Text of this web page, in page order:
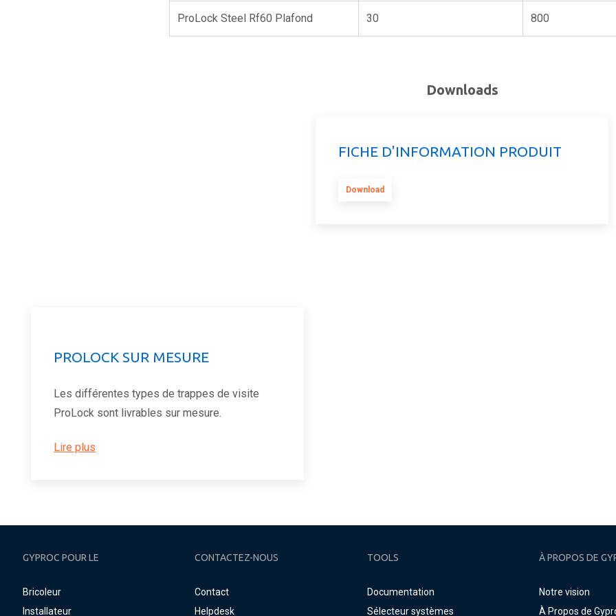
ProLock Steel Rf60 Plafond 30 800
Downloads
FICHE D'INFORMATION PRODUIT
Download
PROLOCK SUR MESURE
Les différentes types de trappes de visite
ProLock sont livrables sur mesure.
Lire plus
GYPROC POUR LE
Bricoleur
Installateur
CONTACTEZ-NOUS
Contact
Helpdesk
TOOLS
Documentation
Sélecteur systèmes
À PROPOS DE
Notre vision
À Propos de